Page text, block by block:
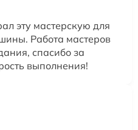
эту мастерскую для
Работа мастеров
спасибо за
выполнения!